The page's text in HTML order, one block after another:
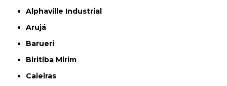
Alphaville Industrial
Arujá
Barueri
Biritiba Mirim
Caieiras